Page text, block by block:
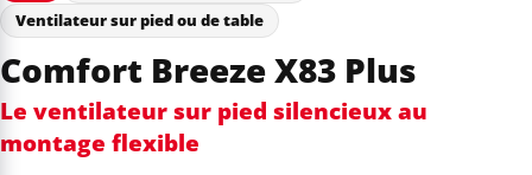
Ventilateur sur pied ou de table
Comfort Breeze X83 Plus
Le ventilateur sur pied silencieux au
montage flexible